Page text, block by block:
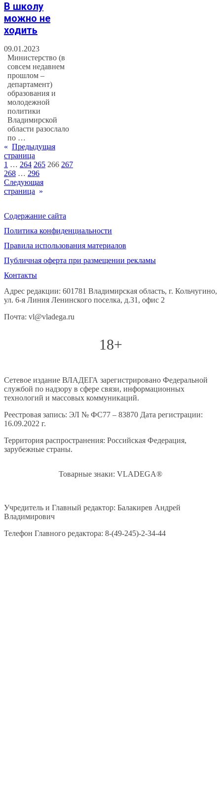
В школу
можно не
ходить
09.01.2023
Министерство (в
совсем недавнем
прошлом –
департамент)
образования и
молодежной
политики
Владимирской
области разослало
по …
« Предыдущая
страница
1 … 264 265 266 267
268 … 296
Следующая
страница »
Содержание сайта
Политика конфиденциальности
Правила использования материалов
Публичная оферта при размещении рекламы
Контакты
Адрес редакции: 601781 Владимирская область, г. Кольчугино,
ул. 6-я Линия Ленинского поселка, д.31, офис 2
Почта: vl@vladega.ru
18+
Сетевое издание ВЛАДЕГА зарегистрировано Федеральной
службой по надзору в сфере связи, информационных
технологий и массовых коммуникаций.
Реестровая запись: ЭЛ № ФС77 – 83870 Дата регистрации:
16.09.2022 г.
Территория распространения: Российская Федерация,
зарубежные страны.
Товарные знаки: VLADEGA®
Учредитель и Главный редактор: Балакирев Андрей
Владимирович
Телефон Главного редактора: 8-(49-245)-2-34-44